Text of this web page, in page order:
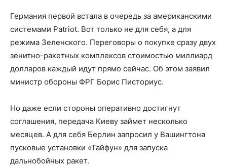
Германия первой встала в очередь за американскими
системами Patriot. Вот только не для себя, а для
режима Зеленского. Переговоры о покупке сразу двух
зенитно-ракетных комплексов стоимостью миллиард
долларов каждый идут прямо сейчас. Об этом заявил
министр обороны ФРГ Борис Писториус.
Но даже если стороны оперативно достигнут
соглашения, передача Киеву займет несколько
месяцев. А для себя Берлин запросил у Вашингтона
пусковые установки «Тайфун» для запуска
дальнобойных ракет.